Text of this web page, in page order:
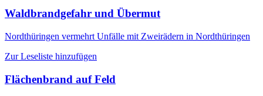
Waldbrandgefahr und Übermut
Nordthüringen vermehrt Unfälle mit Zweirädern in Nordthüringen
Zur Leseliste hinzufügen
Flächenbrand auf Feld